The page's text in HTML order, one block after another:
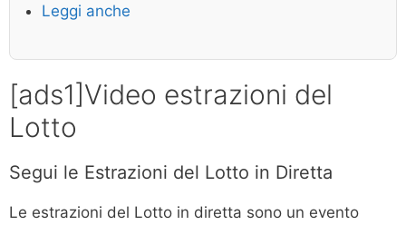
Leggi anche
[ads1]Video estrazioni del
Lotto
Segui le Estrazioni del Lotto in Diretta
Le estrazioni del Lotto in diretta sono un evento